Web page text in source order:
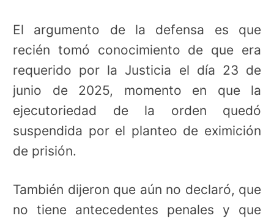
El argumento de la defensa es que
recién tomó conocimiento de que era
requerido por la Justicia el día 23 de
junio de 2025, momento en que la
ejecutoriedad de la orden quedó
suspendida por el planteo de eximición
de prisión.
También dijeron que aún no declaró, que
no tiene antecedentes penales y que